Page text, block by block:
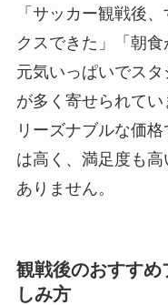
「サッカー観戦後
クスできた」「朝
元気いっぱいでス
が多く寄せられてい
リーズナブルな価
は高く、満足度も
ありません。
観戦後のおすす
しみ方